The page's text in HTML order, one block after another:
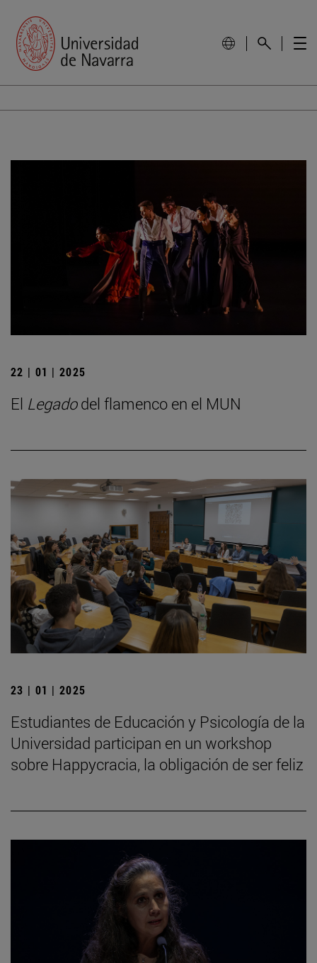
22 | 01 | 2025
El Legadodel flamenco en el MUN
23 | 01 | 2025
Estudiantes de Educación y Psicología de la
Universidad participan en un workshop
sobre Happycracia, la obligación de ser feliz